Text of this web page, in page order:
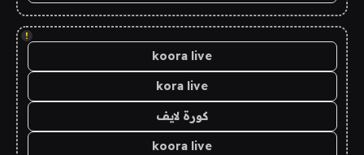
!
koora live
kora live
كورة لايف
koora live